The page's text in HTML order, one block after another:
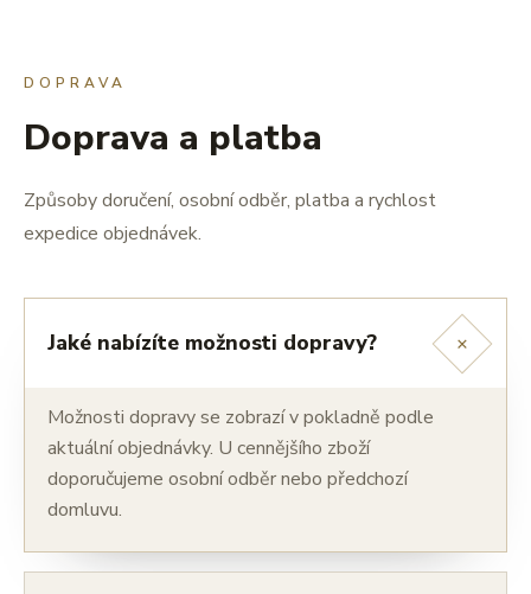
DOPRAVA
Doprava a platba
Způsoby doručení, osobní odběr, platba a rychlost
expedice objednávek.
Jaké nabízíte možnosti dopravy? +
Možnosti dopravy se zobrazí v pokladně podle
aktuální objednávky. U cennějšího zboží
doporučujeme osobní odběr nebo předchozí
domluvu.